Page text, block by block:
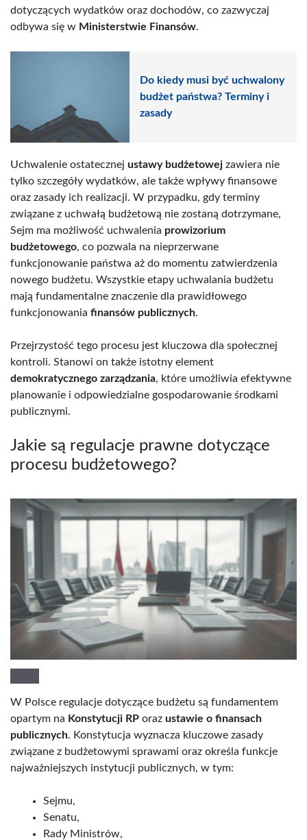
dotyczących wydatków oraz dochodów, co zazwyczaj
odbywa się w Ministerstwie Finansów.
Do kiedy musi być uchwalony
budżet państwa? Terminy i
zasady
Uchwalenie ostatecznej ustawy budżetowej zawiera nie
tylko szczegóły wydatków, ale także wpływy finansowe
oraz zasady ich realizacji. W przypadku, gdy terminy
związane z uchwałą budżetową nie zostaną dotrzymane,
Sejm ma możliwość uchwalenia prowizorium
budżetowego, co pozwala na nieprzerwane
funkcjonowanie państwa aż do momentu zatwierdzenia
nowego budżetu. Wszystkie etapy uchwalania budżetu
mają fundamentalne znaczenie dla prawidłowego
funkcjonowania finansów publicznych.
Przejrzystość tego procesu jest kluczowa dla społecznej
kontroli. Stanowi on także istotny element
demokratycznego zarządzania, które umożliwia efektywne
planowanie i odpowiedzialne gospodarowanie środkami
publicznymi.
Jakie są regulacje prawne dotyczące
procesu budżetowego?
W Polsce regulacje dotyczące budżetu są fundamentem
opartym na Konstytucji RP oraz ustawie o finansach
publicznych. Konstytucja wyznacza kluczowe zasady
związane z budżetowymi sprawami oraz określa funkcje
najważniejszych instytucji publicznych, w tym:
Sejmu,
Senatu,
Rady Ministrów,